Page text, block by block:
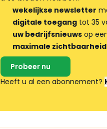
wekelijkse newsletter
digitale toegang tot 35
uw bedrijfsnieuws op
maximale zichtbaarheid
Probeer nu
Heeft u al een abonnement?